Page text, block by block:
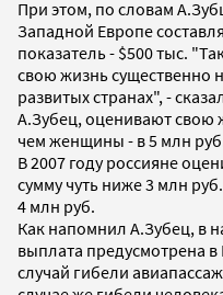
При этом, по словам
Западной Европе
показатель - $500 тыс.
свою жизнь существенно
развитых странах", -
А.Зубец, оценивают свою
чем женщины - в 5 млн
В 2007 году россияне
сумму чуть ниже 3 млн
4 млн руб.
Как напомнил А.Зубец, в
выплата предусмотрена
случай гибели